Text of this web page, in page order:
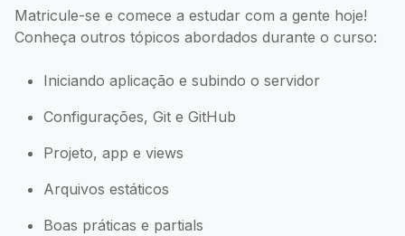
Matricule-se e comece a estudar com a gente hoje!
Conheça outros tópicos abordados durante o curso:
Iniciando aplicação e subindo o servidor
Configurações, Git e GitHub
Projeto, app e views
Arquivos estáticos
Boas práticas e partials